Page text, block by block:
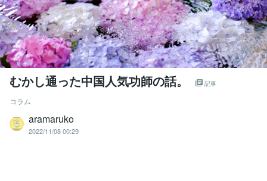
むかし通った中国人気功師の話。 記事
コラム
aramaruko
2022/11/08 00:29